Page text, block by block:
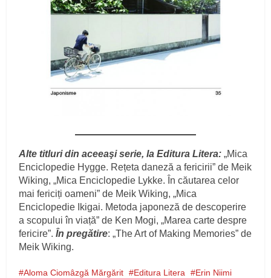
Alte titluri din aceeaşi serie, la Editura Litera: „Mica
Enciclopedie Hygge. Rețeta daneză a fericirii” de Meik
Wiking, „Mica Enciclopedie Lykke. În căutarea celor
mai fericiți oameni” de Meik Wiking, „Mica
Enciclopedie Ikigai. Metoda japoneză de descoperire
a scopului în viață” de Ken Mogi, „Marea carte despre
fericire”.În pregătire: „The Art of Making Memories” de
Meik Wiking.
Aloma Ciomâzgă Mărgărit Editura Litera
Erin Niimi